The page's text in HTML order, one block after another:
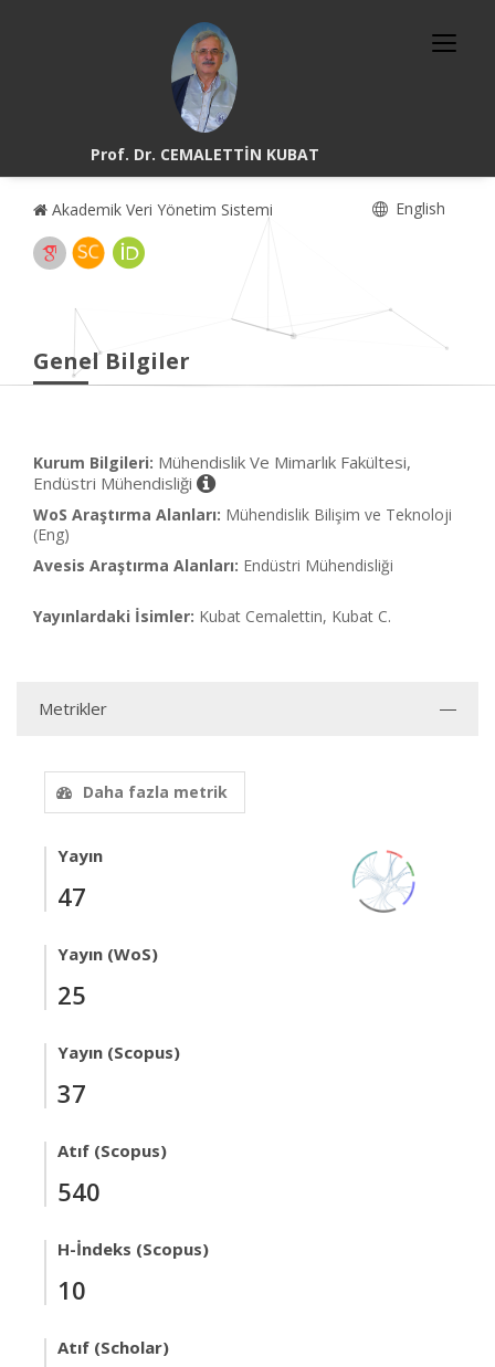
Prof. Dr. CEMALETTİN KUBAT
Akademik Veri Yönetim Sistemi English
Genel Bilgiler
Kurum Bilgileri: Mühendislik Ve Mimarlık Fakültesi,
Endüstri Mühendisliği
WoS Araştırma Alanları: Mühendislik Bilişim ve Teknoloji
(Eng)
Avesis Araştırma Alanları: Endüstri Mühendisliği
Yayınlardaki İsimler: Kubat Cemalettin, Kubat C.
Metrikler
Daha fazla metrik
Yayın
47
Yayın (WoS)
25
Yayın (Scopus)
37
Atıf (Scopus)
540
H-İndeks (Scopus)
10
Atıf (Scholar)